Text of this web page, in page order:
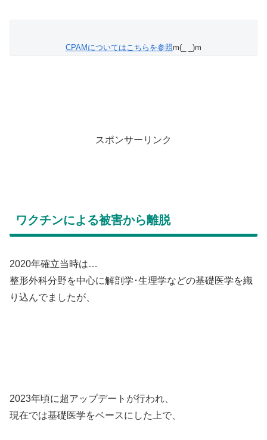
CPAMについてはこちらを参照m(_ _)m
スポンサーリンク
ワクチンによる被害から離脱
2020年確立当時は…
整形外科分野を中心に解剖学･生理学などの基礎医学を織
り込んでましたが、
2023年頃に超アップデートが行われ、
現在では基礎医学をベースにした上で、